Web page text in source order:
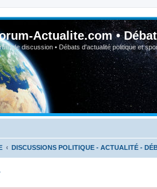
Actualite.com •
de discussion • Débats d'actualité politique et
DISCUSSIONS POLITIQUE - ACTUALITÉ -